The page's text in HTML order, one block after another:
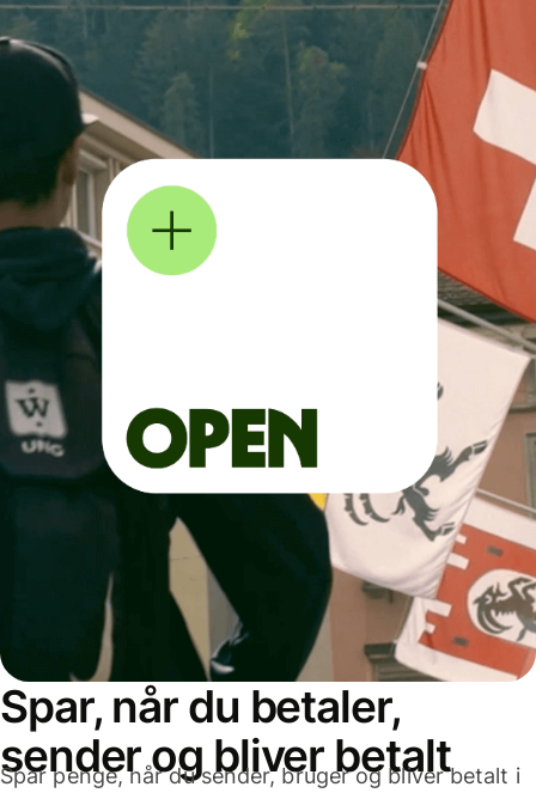
Spar, når du betaler,
sender og bliver betalt
Spar penge, når du sender, bruger og bliver betalt i